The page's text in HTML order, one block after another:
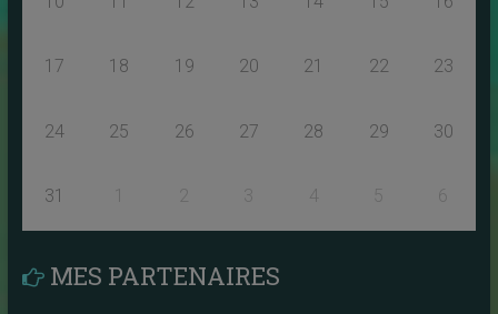
17 18 19 20 21 22 23
24 25 26 27 28 29 30
31 1 2 3 4 5 6
MES PARTENAIRES